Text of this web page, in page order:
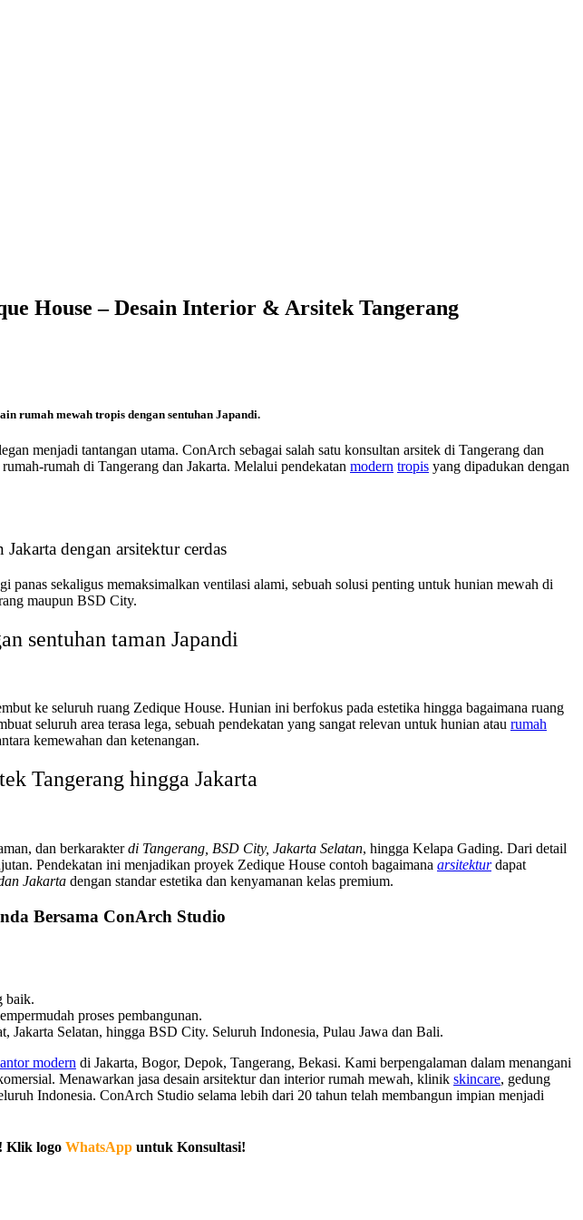
House – Desain Interior & Arsitek Tangerang
rumah mewah tropis dengan sentuhan Japandi.
menjadi tantangan utama. ConArch sebagai salah satu konsultan arsitek di Tangerang dan
rumah di Tangerang dan Jakarta. Melalui pendekatan modern tropis yang dipadukan dengan
dengan arsitektur cerdas
sekaligus memaksimalkan ventilasi alami, sebuah solusi penting untuk hunian mewah di
maupun BSD City.
sentuhan taman Japandi
ke seluruh ruang Zedique House. Hunian ini berfokus pada estetika hingga bagaimana ruang
seluruh area terasa lega, sebuah pendekatan yang sangat relevan untuk hunian atau rumah
kemewahan dan ketenangan.
Tangerang hingga Jakarta
dan berkarakterdi Tangerang, BSD City, Jakarta Selatan, hingga Kelapa Gading. Dari detail
Pendekatan ini menjadikan proyek Zedique House contoh bagaimana arsitektur dapat
Jakarta dengan standar estetika dan kenyamanan kelas premium.
Bersama ConArch Studio
baik.
proses pembangunan.
Jakarta Selatan, hingga BSD City. Seluruh Indonesia, Pulau Jawa dan Bali.
modern di Jakarta, Bogor, Depok, Tangerang, Bekasi. Kami berpengalaman dalam menangani
Menawarkan jasa desain arsitektur dan interior rumah mewah, klinik skincare, gedung
Indonesia. ConArch Studio selama lebih dari 20 tahun telah membangun impian menjadi
Klik logo WhatsApp untuk Konsultasi!